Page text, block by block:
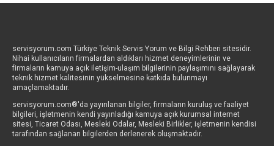
servisyorum.com Türkiye Teknik Servis Yorum ve Bilgi Rehberi sitesidir.
Nihai kullanıcıların firmalardan aldıkları hizmet deneyimlerinin ve
firmaların kamuya açık iletişim-ulaşım bilgilerinin paylaşımını sağlayarak
teknik hizmet kalitesinin yükselmesine katkıda bulunmayı
amaçlamaktadır.
servisyorum.com®'da yayınlanan bilgiler, firmaların kuruluş ve faaliyet
bilgileri, işletmenin kendi yayınladığı kamuya açık kurumsal internet
sitesi, Ticaret Odası, Mesleki Odalar, Mesleki Birlikler, işletmenin kendisi
tarafından sağlanan bilgilerden derlenerek oluşmaktadır.